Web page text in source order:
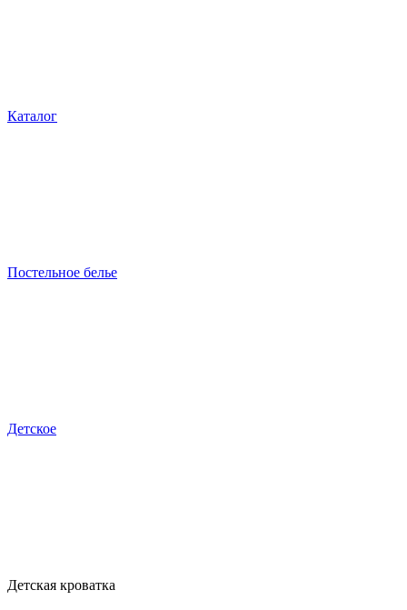
Каталог
Постельное белье
Детcкое
Детская кроватка